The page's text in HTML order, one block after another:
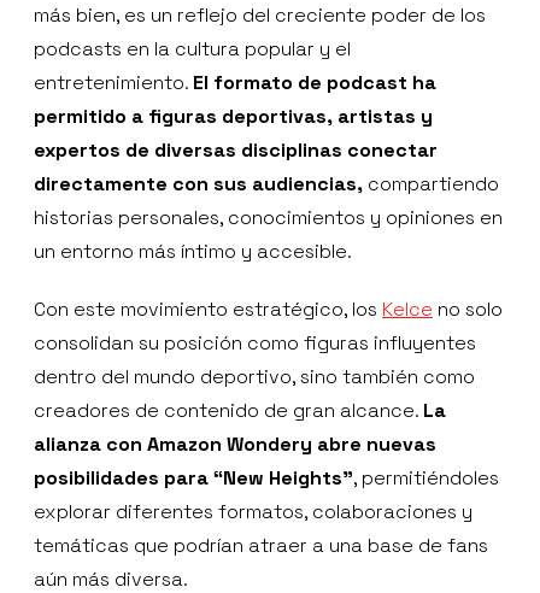
más bien, es un reflejo del creciente poder de los
podcasts en la cultura popular y el
entretenimiento. El formato de podcast ha
permitido a figuras deportivas, artistas y
expertos de diversas disciplinas conectar
directamente con sus audiencias, compartiendo
historias personales, conocimientos y opiniones en
un entorno más íntimo y accesible.
Con este movimiento estratégico, los Kelce no solo
consolidan su posición como figuras influyentes
dentro del mundo deportivo, sino también como
creadores de contenido de gran alcance. La
alianza con Amazon Wondery abre nuevas
posibilidades para “New Heights”, permitiéndoles
explorar diferentes formatos, colaboraciones y
temáticas que podrían atraer a una base de fans
aún más diversa.